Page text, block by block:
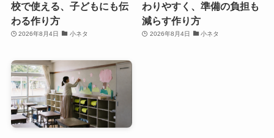
校で使える、子どもにも伝
わる作り方
2026年8月4日 小ネタ
わりやすく、準備の負担も
減らす作り方
2026年8月4日 小ネタ